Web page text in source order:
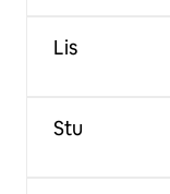
Lis
Stu